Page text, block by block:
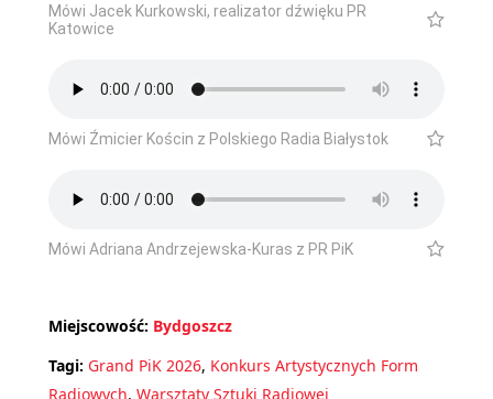
Mówi Jacek Kurkowski, realizator dźwięku PR
Katowice
Mówi Źmicier Kościn z Polskiego Radia Białystok
Mówi Adriana Andrzejewska-Kuras z PR PiK
Miejscowość: Bydgoszcz
Tagi: Grand PiK 2026, Konkurs Artystycznych Form
Radiowych, Warsztaty Sztuki Radiowej